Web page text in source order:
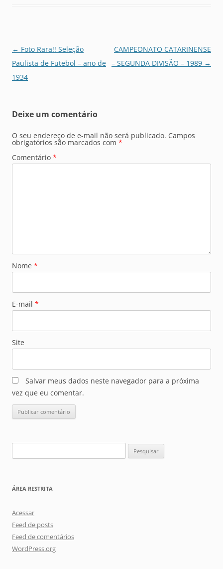
Navegação
de
posts
← Foto Rara!! Seleção
Paulista de Futebol – ano de
1934
CAMPEONATO CATARINENSE
– SEGUNDA DIVISÃO – 1989 →
Deixe um comentário
O seu endereço de e-mail não será publicado. Campos
obrigatórios são marcados com *
Comentário *
Nome *
E-mail *
Site
Salvar meus dados neste navegador para a próxima
vez que eu comentar.
por:
ÁREA RESTRITA
Acessar
Feed de posts
Feed de comentários
WordPress.org